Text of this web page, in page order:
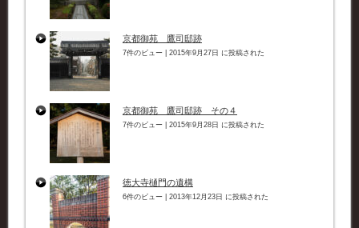
京都御苑 鷹司邸跡
7件のビュー 2015年9月27日 に投稿された
京都御苑 鷹司邸跡 その４
7件のビュー 2015年9月28日 に投稿された
徳大寺樋門の遺構
6件のビュー 2013年12月23日 に投稿された